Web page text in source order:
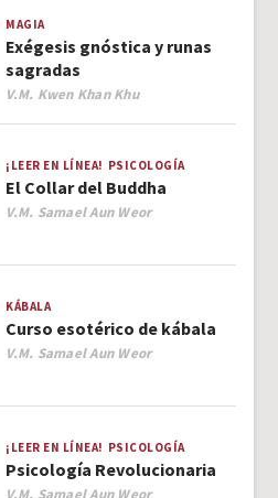
MAGIA
Exégesis gnóstica y runas
sagradas
Author
V.M. Kwen Khan Khu
¡LEER EN LÍNEA! PSICOLOGÍA
El Collar del Buddha
Author
V.M. Samael Aun Weor
KÁBALA
Curso esotérico de kábala
Author
V.M. Samael Aun Weor
¡LEER EN LÍNEA! PSICOLOGÍA
Psicología Revolucionaria
Author